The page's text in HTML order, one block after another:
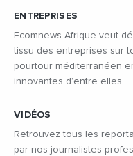
ENTREPRISES
Ecomnews Afrique veut
tissu des entreprises sur
pourtour méditerranéen
innovantes d’entre elles.
VIDÉOS
Retrouvez tous les
par nos journalistes